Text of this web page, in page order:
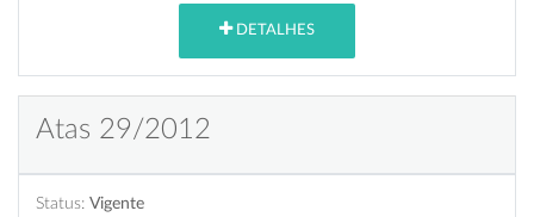
DETALHES
Atas 29/2012
Status: Vigente